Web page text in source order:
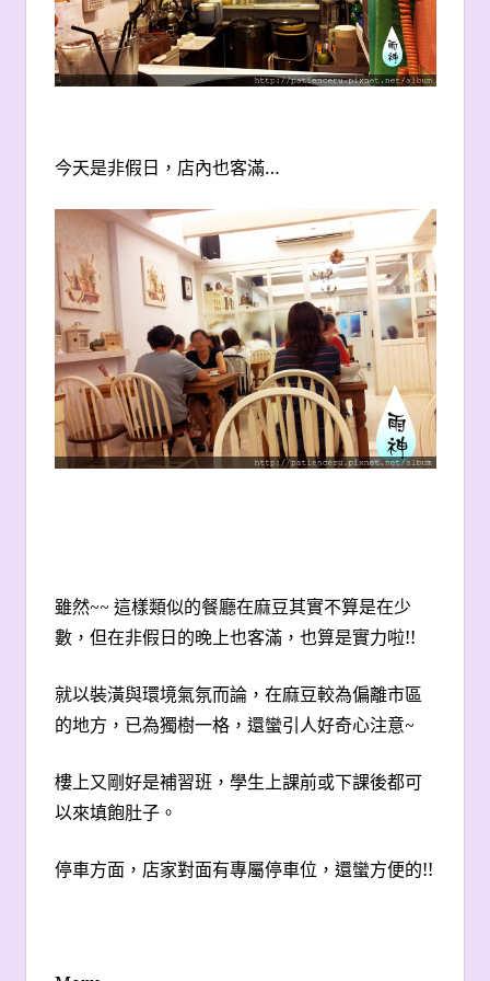
今天是非假日，店內也客滿…
雖然~~ 這樣類似的餐廳在麻豆其實不算是在少
數，但在非假日的晚上也客滿，也算是實力啦!!
就以裝潢與環境氣氛而論，在麻豆較為偏離市區
的地方，已為獨樹一格，還蠻引人好奇心注意~
樓上又剛好是補習班，學生上課前或下課後都可
以來填飽肚子。
停車方面，店家對面有專屬停車位，還蠻方便的!!